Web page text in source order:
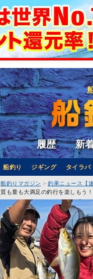
履歴 新
船釣り ジギング タイラバ
船釣りマガジン 釣果ニュース【速
質も量も大満足の釣行を楽しもう！